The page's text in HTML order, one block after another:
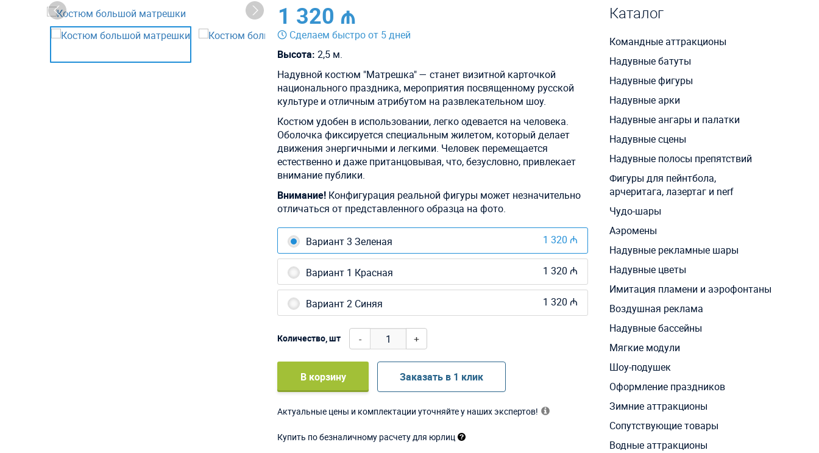
1 320 ₼
Сделаем быстро от 5 дней
Высота: 2,5 м.
Надувной костюм "Матрешка" — станет визитной карточкой
национального праздника, мероприятия посвященному русской
культуре и отличным атрибутом на развлекательном шоу.
Костюм удобен в использовании, легко одевается на человека.
Оболочка фиксируется специальным жилетом, который делает
движения энергичными и легкими. Человек перемещается
естественно и даже пританцовывая, что, безусловно, привлекает
внимание публики.
Внимание! Конфигурация реальной фигуры может незначительно
отличаться от представленного образца на фото.
Вариант 3 Зеленая 1 320 ₼
Вариант 1 Красная 1 320 ₼
Вариант 2 Синяя 1 320 ₼
Количество, шт - +
В корзину Заказать в 1 клик
Актуальные цены и комплектации уточняйте у наших экспертов!
Купить по безналичному расчету для юрлиц
Каталог
Командные аттракционы
Надувные батуты
Надувные фигуры
Надувные арки
Надувные ангары и палатки
Надувные сцены
Надувные полосы препятствий
Фигуры для пейнтбола,
арчеритага, лазертаг и nerf
Чудо-шары
Аэромены
Надувные рекламные шары
Надувные цветы
Имитация пламени и аэрофонтаны
Воздушная реклама
Надувные бассейны
Мягкие модули
Шоу-подушек
Оформление праздников
Зимние аттракционы
Сопутствующие товары
Водные аттракционы